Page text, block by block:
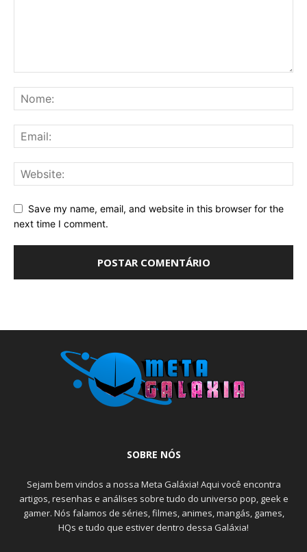
Save my name, email, and website in this browser for the
next time I comment.
SOBRE NÓS
Sejam bem vindos a nossa Meta Galáxia! Aqui você encontra
artigos, resenhas e análises sobre tudo do universo pop, geek e
gamer. Nós falamos de séries, filmes, animes, mangás, games,
HQs e tudo que estiver dentro dessa Galáxia!